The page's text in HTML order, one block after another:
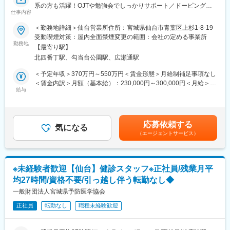
・資格取得支援制度あり、無資格の方も介護初任者研修、実務者
研修、介護福祉士など全額会社負担で取得していただくことがで
きます。
・社外への研修制度も充実しています。（規定に基づき金額会社
■当社について：
■当社の魅力／実績：
・宮城県「女性のチカラを活かす企業」認証
・経済産業省「地域未来牽引企業」選出
・復興庁「新しい東北」復興創生顕彰
・介護労働安定センター「優良事業所」
・経済産業省「健康経営優良法人」
変更の範囲：無
仕事内容
系の方も活躍！OJTや勉強会でしっかりサポート／ドーピング検
■職務内容：
医療機関へ訪問し、臨床検査（血液検査や尿検査など）受託サー
ビスの提案をお任せします。
＜当社の臨床検査受託サービスについて＞
医療機関が、正確で迅速な“診断”を行うための第一歩となるのが、
を行っています。
当社のサービスは、病気の予防や早期発見、治療に貢献しており
・病院や診療所など、医療機関への定期訪問
└既存7割、新規3割
※臨床検査に関する情報提供、顧客のニーズに合わせた検査方法や
検査項目の提案、アフターフォローなどを行います。
・受託した臨床検査の結果報告
・臨床検査受託サービスの契約
・検査用機器の準備、書類作成
勤務地
＜勤務地詳細＞仙台営業所住所：宮城県仙台市青葉区上杉1-8-19
受動喫煙対策：屋内全面禁煙変更の範囲：会社の定める事業所
【最寄り駅】
北四番丁駅、勾当台公園駅、広瀬通駅
給与
＜予定年収＞370万円～550万円＜賃金形態＞月給制補足事項なし
＜賃金内訳＞月額（基本給）：230,000円～300,000円＜月給＞
あり、選考を通じて上下する可能性があります。月給(月額)は固定
手当を含めた表記です。
気になる 応募依頼する
（エージェントサービス）
※未経験者歓迎【仙台】健診スタッフ※正社員/残業月平
均27時間/資格不要/引っ越し伴う転勤なし◆
一般財団法人宮城県予防医学協会
正社員 転勤なし 職種未経験歓迎